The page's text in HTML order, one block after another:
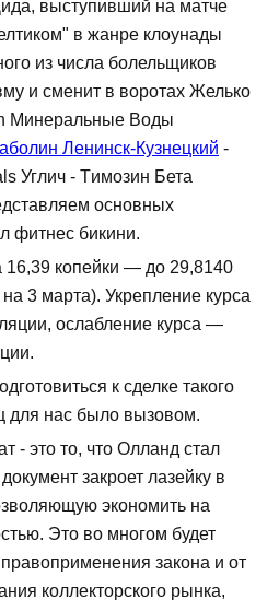
выступивший на матче
в жанре клоунады
из числа болельщиков
и сменит в воротах Желько
Минеральные Воды
Ленинск-Кузнецкий -
Углич - Tимозин Бета
основных
фитнес бикини.
16,39 копейки — до 29,8140
3 марта). Укрепление курса
ослабление курса —
к сделке такого
для нас было вызовом.
- это то, что Олланд стал
закроет лазейку в
экономить на
Это во многом будет
правоприменения закона и от
коллекторского рынка,